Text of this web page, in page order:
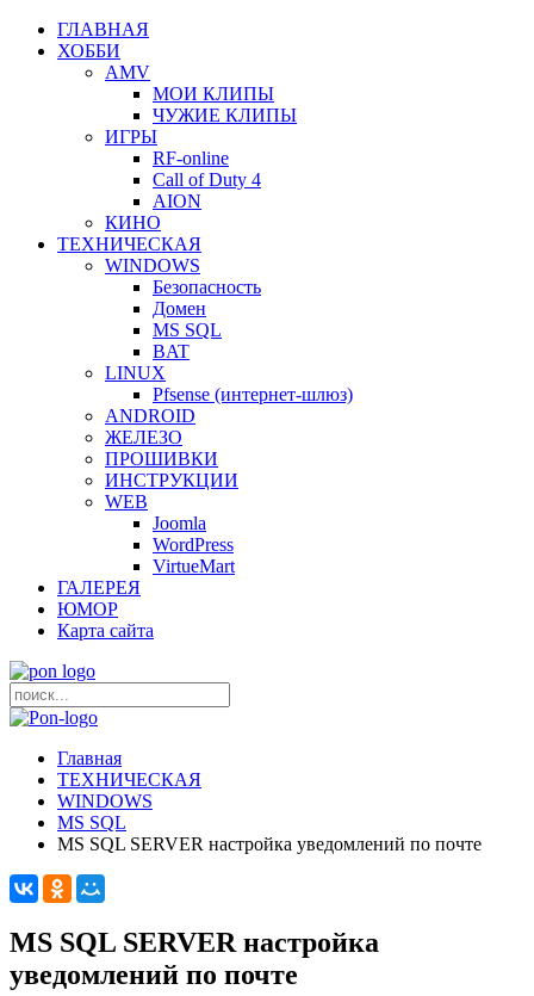
ГЛАВНАЯ
ХОББИ
AMV
МОИ КЛИПЫ
ЧУЖИЕ КЛИПЫ
ИГРЫ
RF-online
Call of Duty 4
AION
КИНО
ТЕХНИЧЕСКАЯ
WINDOWS
Безопасность
Домен
MS SQL
BAT
LINUX
Pfsense (интернет-шлюз)
ANDROID
ЖЕЛЕЗО
ПРОШИВКИ
ИНСТРУКЦИИ
WEB
Joomla
WordPress
VirtueMart
ГАЛЕРЕЯ
ЮМОР
Карта сайта
Главная
ТЕХНИЧЕСКАЯ
WINDOWS
MS SQL
MS SQL SERVER настройка уведомлений по почте
MS SQL SERVER настройка
уведомлений по почте